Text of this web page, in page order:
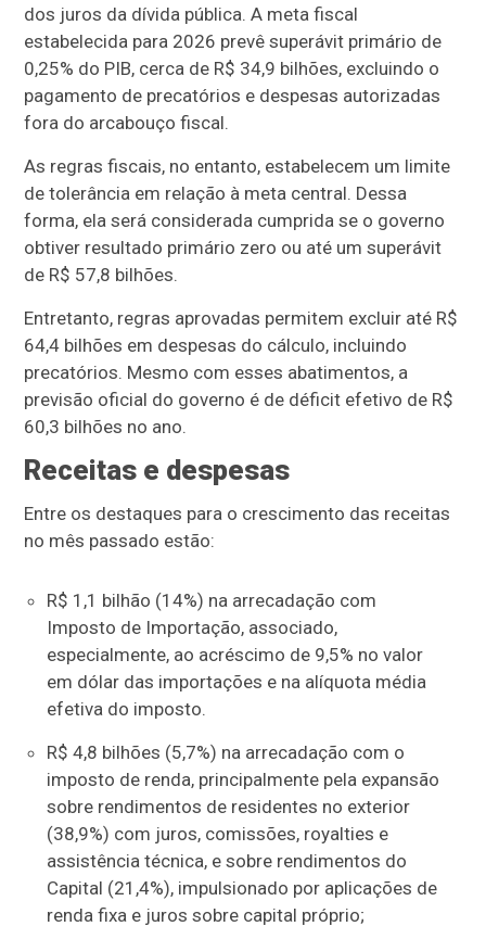
dos juros da dívida pública. A meta fiscal
estabelecida para 2026 prevê superávit primário de
0,25% do PIB, cerca de R$ 34,9 bilhões, excluindo o
pagamento de precatórios e despesas autorizadas
fora do arcabouço fiscal.
As regras fiscais, no entanto, estabelecem um limite
de tolerância em relação à meta central. Dessa
forma, ela será considerada cumprida se o governo
obtiver resultado primário zero ou até um superávit
de R$ 57,8 bilhões.
Entretanto, regras aprovadas permitem excluir até R$
64,4 bilhões em despesas do cálculo, incluindo
precatórios. Mesmo com esses abatimentos, a
previsão oficial do governo é de déficit efetivo de R$
60,3 bilhões no ano.
Receitas e despesas
Entre os destaques para o crescimento das receitas
no mês passado estão:
R$ 1,1 bilhão (14%) na arrecadação com
Imposto de Importação, associado,
especialmente, ao acréscimo de 9,5% no valor
em dólar das importações e na alíquota média
efetiva do imposto.
R$ 4,8 bilhões (5,7%) na arrecadação com o
imposto de renda, principalmente pela expansão
sobre rendimentos de residentes no exterior
(38,9%) com juros, comissões, royalties e
assistência técnica, e sobre rendimentos do
Capital (21,4%), impulsionado por aplicações de
renda fixa e juros sobre capital próprio;